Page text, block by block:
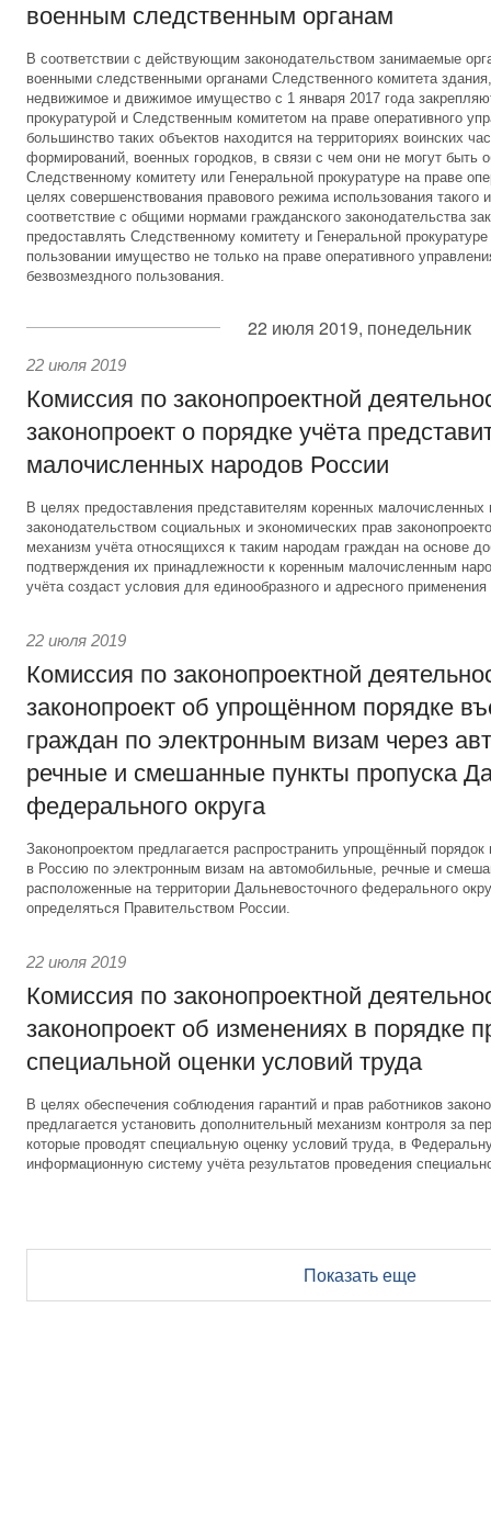
военным следственным органам
В соответствии с действующим законодательством занимаемые
военными следственными органами Следственного комитета
недвижимое и движимое имущество с 1 января 2017 года
прокуратурой и Следственным комитетом на праве оперативного
большинство таких объектов находится на территориях воинских
формирований, военных городков, в связи с чем они не могут быть
Следственному комитету или Генеральной прокуратуре на праве
целях совершенствования правового режима использования такого
соответствие с общими нормами гражданского законодательства
предоставлять Следственному комитету и Генеральной
пользовании имущество не только на праве оперативного
безвозмездного пользования.
22 июля 2019, понедельник
22 июля 2019
Комиссия по законопроектной
законопроект о порядке учёта
малочисленных народов России
В целях предоставления представителям коренных
законодательством социальных и экономических прав
механизм учёта относящихся к таким народам граждан на основе
подтверждения их принадлежности к коренным малочисленным
учёта создаст условия для единообразного и адресного применения
22 июля 2019
Комиссия по законопроектной
законопроект об упрощённом порядке
граждан по электронным визам через
речные и смешанные пункты пропуска
федерального округа
Законопроектом предлагается распространить упрощённый
в Россию по электронным визам на автомобильные, речные и
расположенные на территории Дальневосточного федерального
определяться Правительством России.
22 июля 2019
Комиссия по законопроектной
законопроект об изменениях в порядке
специальной оценки условий труда
В целях обеспечения соблюдения гарантий и прав работников
предлагается установить дополнительный механизм контроля за
которые проводят специальную оценку условий труда, в
информационную систему учёта результатов проведения
Показать еще